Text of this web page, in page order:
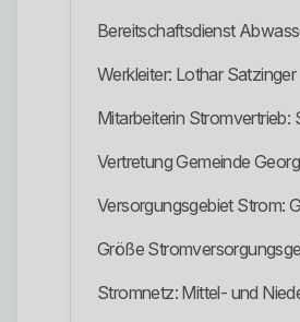
Bereitschaftsdienst
Werkleiter: Lothar Satzinger
Mitarbeiterin Stromvertrieb:
Vertretung Gemeinde
Versorgungsgebiet Strom:
Größe
Stromnetz: Mittel- und